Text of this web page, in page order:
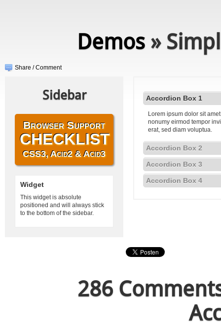
Demos»
Share / Comment
Accordion Box 1
Lorem ipsum dolor sit
nonumy eirmod tempor
erat, sed diam voluptua.
Accordion Box 2
Accordion Box 3
Accordion Box 4
Sidebar
Browser Support
CHECKLIST
CSS3, Acid2 & Acid3
Widget
This widget is absolute
positioned and will always stick
to the bottom of the sidebar.
286